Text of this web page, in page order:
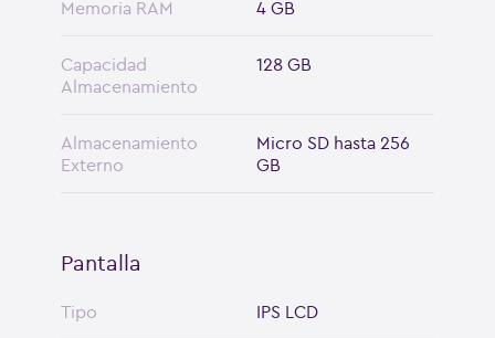
Memoria RAM 4 GB
Capacidad
Almacenamiento
128 GB
Almacenamiento
Externo
Micro SD hasta 256
GB
Pantalla
Tipo IPS LCD